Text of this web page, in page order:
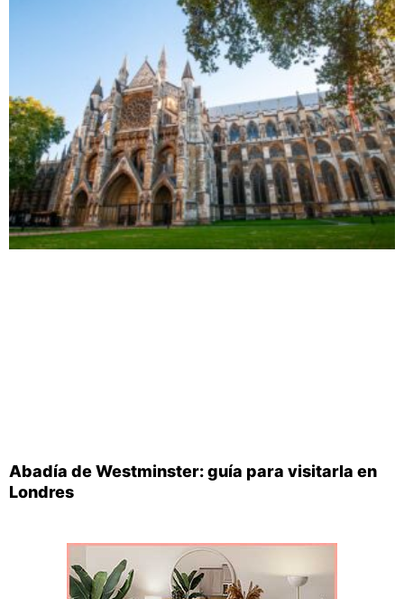
Abadía de Westminster: guía para visitarla en
Londres